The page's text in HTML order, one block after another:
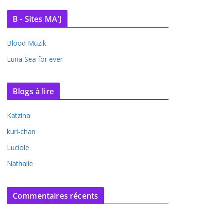
B - Sites MA'J
Blood Muzik
Luna Sea for ever
Blogs à lire
Katzina
kuri-chan
Luciole
Nathalie
Commentaires récents